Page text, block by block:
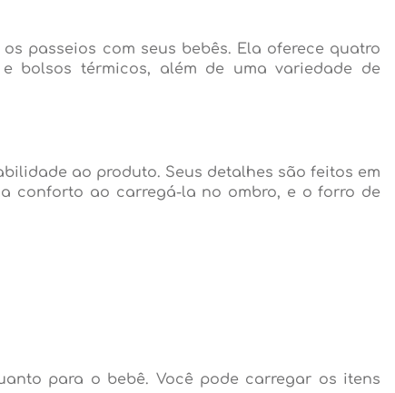
passeios com seus bebês. Ela oferece quatro
bolsos térmicos, além de uma variedade de
ao produto. Seus detalhes são feitos em
conforto ao carregá-la no ombro, e o forro de
para o bebê. Você pode carregar os itens